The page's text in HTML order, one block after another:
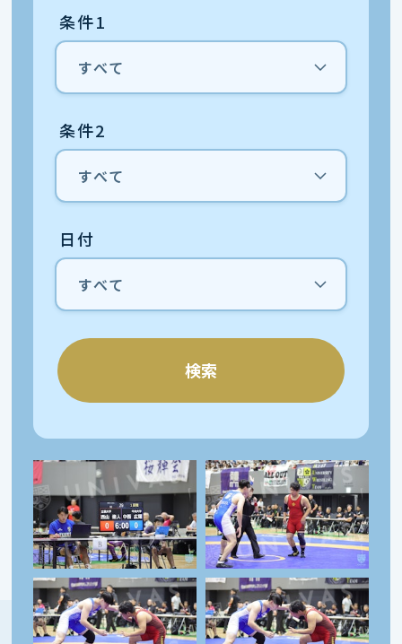
条件1
条件2
日付
検索